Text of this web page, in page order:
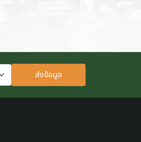
ส่งข้อมูล